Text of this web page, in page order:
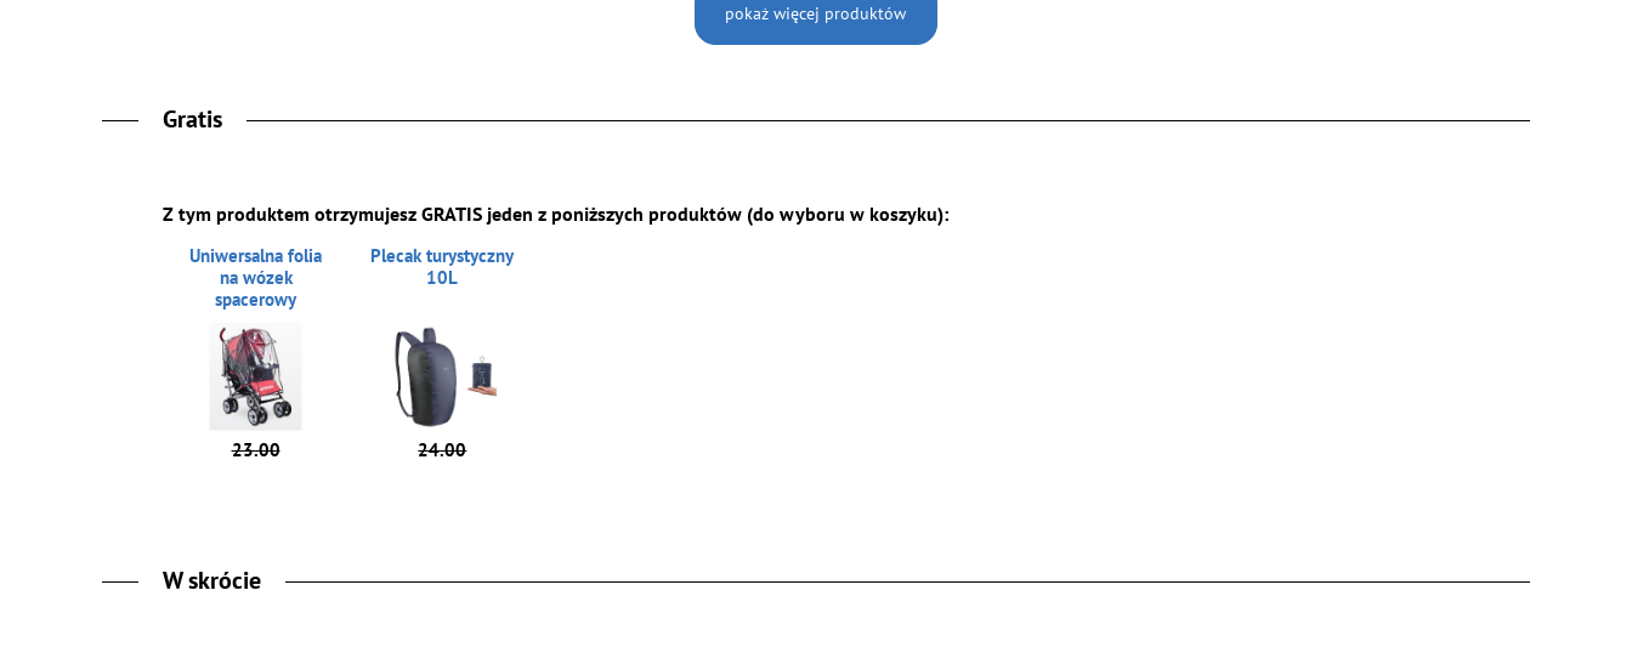
pokaż więcej produktów
Gratis
Z tym produktem otrzymujesz GRATIS jeden z poniższych produktów (do wyboru w koszyku):
Uniwersalna folia
na wózek
spacerowy
23.00
Plecak turystyczny
10L
24.00
W skrócie